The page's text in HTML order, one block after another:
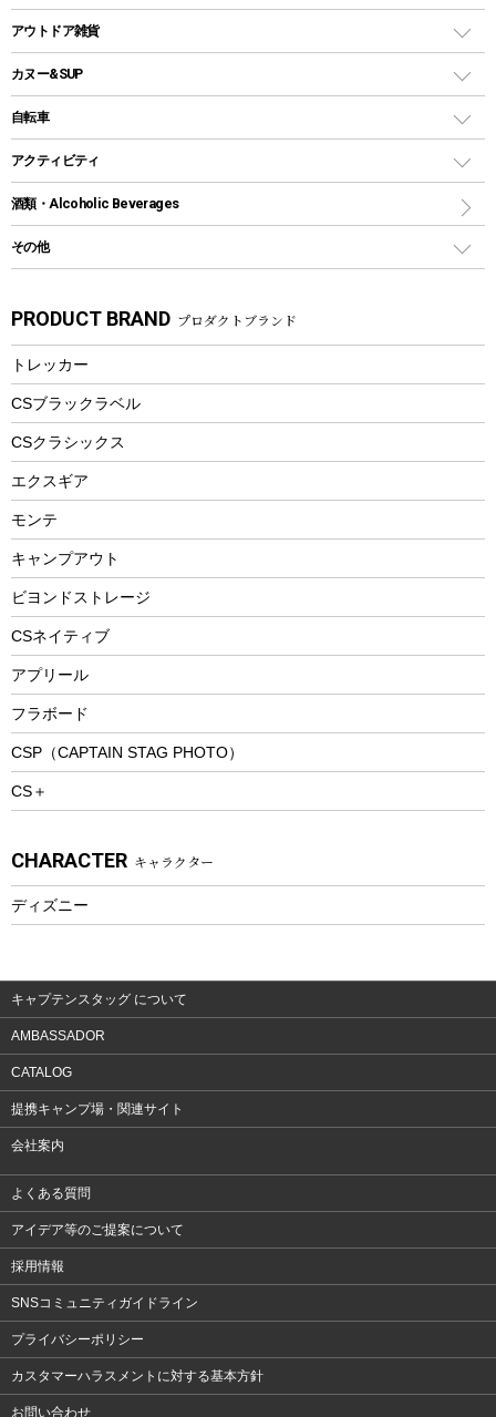
パラソル
テントアクセサリー
ペグ
グランドシート
ガイドロープ
ツール
鉄板、アミ
焚き火台&ストーブ
火起こし
バーベキューツール
クッカーセット
シェラカップ
クッキングツール
ナイフ
カトラリー
マグカップ、カップ
ステンレスボトル
フードボトル
トレー
ランチョンマット
ランチボックス
コップ付きタイプ
ワンタッチタイプ
プラスチックボトル
ディズニーボトル
クーラーバッグ
ウォータージャグ
保冷剤
アウトドアキャリー
アウトドア雑貨
バックパック&バッグ
リュック、バックパック
トートバッグ、サコッシュ
ショッピングキャリー
その他アウトドア雑貨
スプレー関係
ツール、他
カヌー&SUP
インフレータブル
カヤック
パドル
ヘルメット
エアーポンプ
アクセサリー
自転車
折りたたみ自転車
スポーツサイクル
シティサイクル
自転車ウェア
アクティビティ
マリン
ラッシュガード
パラソル
フローティングベスト
ヘルメット
エアーポンプ
ビーチテント
ウィンター
スノーシュー
防寒ウェア
トレッキング
トレッキングアクセサリー
プレイグッズ
ウェルネス
ウェア、タオル
ウェア
酒類・Alcoholic Beverages
その他
湯たんぽ
防災用品
PRODUCT BRAND プロダクトブランド
トレッカー
CSブラックラベル
CSクラシックス
エクスギア
モンテ
キャンプアウト
ビヨンドストレージ
CSネイティブ
アプリール
フラボード
CSP（CAPTAIN STAG PHOTO）
CS＋
CHARACTER キャラクター
ディズニー
キャプテンスタッグ について
AMBASSADOR
CATALOG
提携キャンプ場・関連サイト
会社案内
よくある質問
アイデア等のご提案について
採用情報
SNSコミュニティガイドライン
プライバシーポリシー
カスタマーハラスメントに対する基本方針
お問い合わせ